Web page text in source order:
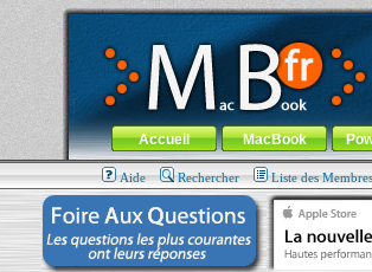
MacBook-fr.com : 100% Apple... 100% nomade !
Aller au contenu-Aller au menu général-
Menu général
Accueil MacBook
Aide Rechercher Liste des Membres